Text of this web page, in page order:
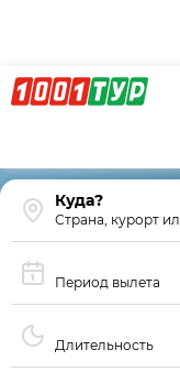
Страна, курорт
Период вылета
Длительность